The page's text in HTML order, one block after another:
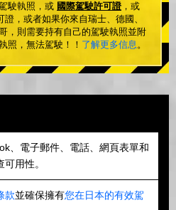
駛執照，或 國際駕駛許可證，或
，或者如果你來自瑞士、德國、
，則需要持有自己的駕駛執照並附
照，無法駕駛！！ 了解更多信息。
、電子郵件、電話、網頁表單和
用性。
款並確保擁有您在日本的有效駕